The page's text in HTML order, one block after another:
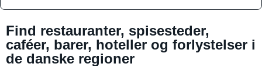
Find restauranter, spisesteder,
caféer, barer, hoteller og forlystelser i
de danske regioner